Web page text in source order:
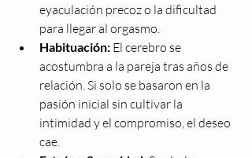
eyaculación precoz o la dificultad
para llegar al orgasmo.
Habituación: El cerebro se
acostumbra a la pareja tras años de
relación. Si solo se basaron en la
pasión inicial sin cultivar la
intimidad y el compromiso, el deseo
cae.